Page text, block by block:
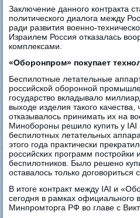
Заключение данного контракта
политического диалога между
ради развития военно-
Израилем Россия отказалась
комплексами.
«Оборонпром» покупает
Беспилотные летательные
российской оборонной
государство вкладывало
выходе изделия такого
отказывалось принимать их на
Минобороны решило купить у
беспилотных летательных
этого года практически
российских программ постройки
беспилотников. Было решено
оставалось только договориться
В итоге контракт между IAI и
сегодня в рамках официального
Минпромторга РФ во главе с